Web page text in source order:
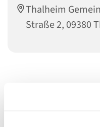
Thalheim
Straße 2, 09380